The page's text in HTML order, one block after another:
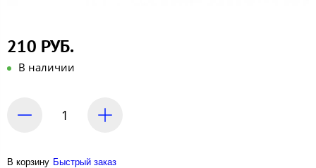
210 РУБ.
В наличии
В корзину Быстрый заказ